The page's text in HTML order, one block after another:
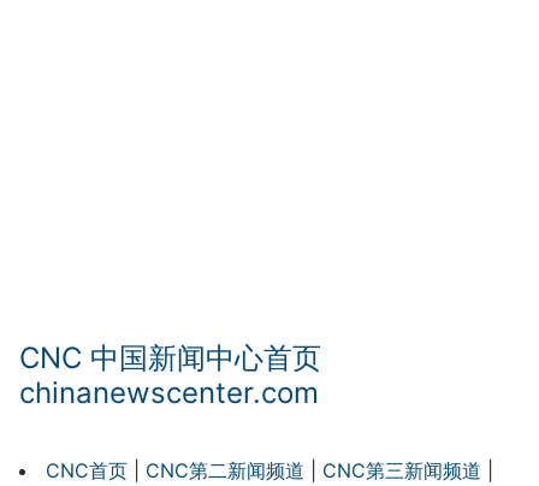
CNC 中国新闻中心首页
chinanewscenter.com
CNC首页 CNC第二新闻频道 CNC第三新闻频道